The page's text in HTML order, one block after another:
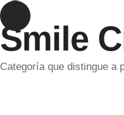
Smile
Categoría que distingue a